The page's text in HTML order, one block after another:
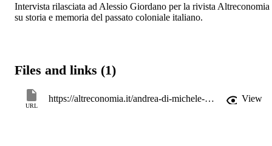
Intervista rilasciata ad Alessio Giordano per la rivista Altreconomia
su storia e memoria del passato coloniale italiano.
Files and links (1)
URL
https://altreconomia.it/andrea-di-michele-il-segno-coloniale/ View